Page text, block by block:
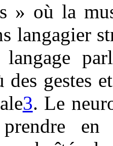
» où la
langagier
des gestes
3. Le
en